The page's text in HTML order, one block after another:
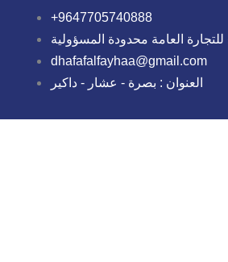
+9647705740888
العامة محدودة المسؤولية
dhafafalfayhaa@gmail.com
العنوان : بصرة - عشار - داكير